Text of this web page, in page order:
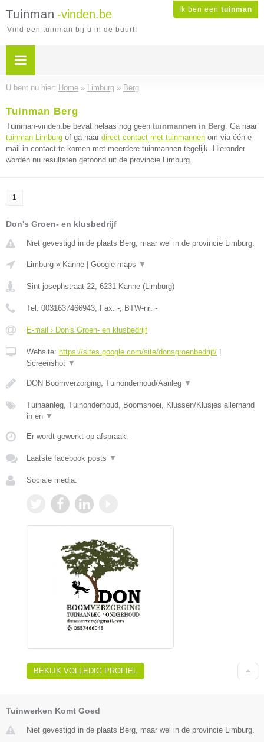
Ik ben een tuinman
Tuinman -vinden.be
Vind een tuinman bij u in de buurt!
U bent nu hier: Home » Limburg » Berg
Tuinman Berg
Tuinman-vinden.be bevat helaas nog geen tuinmannen in Berg. Ga naar
tuinman Limburg of ga naar direct contact met tuinmannen om via één e-
mail in contact te komen met meerdere tuinmannen tegelijk. Hieronder
worden nu resultaten getoond uit de provincie Limburg.
1
Don's Groen- en klusbedrijf
Niet gevestigd in de plaats Berg, maar wel in de provincie Limburg.
Limburg » Kanne Google maps ▼
Sint josephstraat 22, 6231 Kanne (Limburg)
Tel: 0031637466943, Fax: -, BTW-nr: -
E-mail › Don's Groen- en klusbedrijf
Website: https://sites.google.com/site/donsgroenbedrijf/
Screenshot ▼
DON Boomverzorging, Tuinonderhoud/Aanleg ▼
Tuinaanleg, Tuinonderhoud, Boomsnoei, Klussen/Klusjes allerhand
in en ▼
Er wordt gewerkt op afspraak.
Laatste facebook posts ▼
Sociale media:
BEKIJK VOLLEDIG PROFIEL
Tuinwerken Komt Goed
Niet gevestigd in de plaats Berg, maar wel in de provincie Limburg.